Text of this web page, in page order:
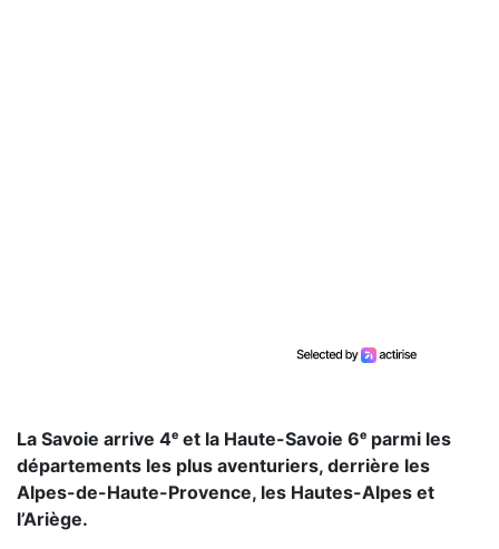
La Savoie arrive 4ᵉ et la Haute-Savoie 6ᵉ parmi les
départements les plus aventuriers, derrière les
Alpes-de-Haute-Provence, les Hautes-Alpes et
l’Ariège.